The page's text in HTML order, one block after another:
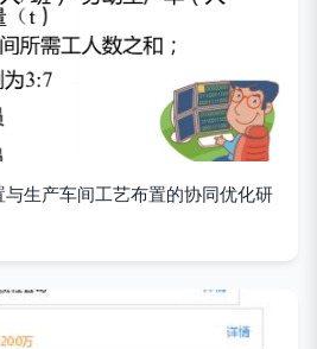
生产车间工艺布置的协同优化研